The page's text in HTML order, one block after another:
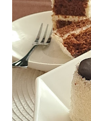
najslabijom brzinom
pleh dimenzija 28x19
poravnati i peći oko
zajedno sa papirom
pripremu čokoladnog
razmutite puding, a
šporet da se zagreva.
u još vreo dodajte